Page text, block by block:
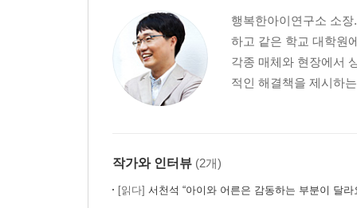
행복한아이연구소 소
하고 같은 학교 대학원
각종 매체와 현장에서
적인 해결책을 제시하
작가와 인터뷰 (2개)
[읽다] 서천석 “아이와 어른은 감동하는 부분이 달라